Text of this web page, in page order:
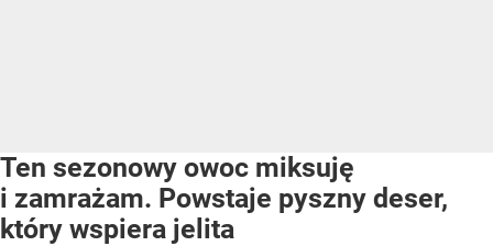
Ten sezonowy owoc miksuję
i zamrażam. Powstaje pyszny deser,
który wspiera jelita